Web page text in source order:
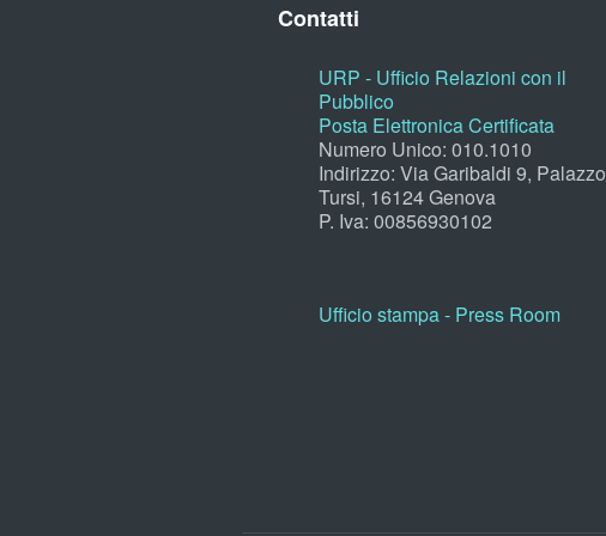
Contatti
URP - Ufficio Relazioni con il
Pubblico
Posta Elettronica Certificata
Numero Unico: 010.1010
Indirizzo: Via Garibaldi 9, Palazzo
Tursi, 16124 Genova
P. Iva: 00856930102
Ufficio stampa - Press Room